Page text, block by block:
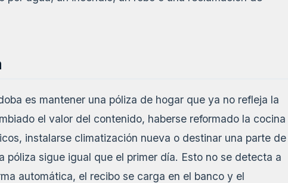
es mantener una póliza de hogar que ya no refleja la
el valor del contenido, haberse reformado la cocina
instalarse climatización nueva o destinar una parte de
póliza sigue igual que el primer día. Esto no se detecta a
automática, el recibo se carga en el banco y el